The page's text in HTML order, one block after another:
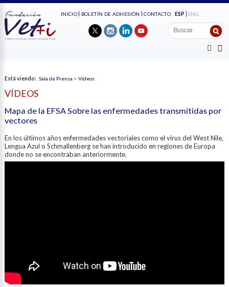
INICIO BOLETÍN DE ADHESIÓN CONTACTO ESP ENG
Está viendo: Sala de Prensa > Vídeos
VÍDEOS
Mapa de la EFSA Sobre las enfermedades transmitidas por
vectores
En los últimos años enfermedades vectoriales como el virus del West Nile,
Lengua Azul o Schmallenberg se han introducido en regiones de Europa
donde no se encontraban anteriormente.